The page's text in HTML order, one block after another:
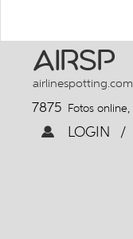
AIRSP
airlinespotting.com
7875 Fotos online,
LOGIN /